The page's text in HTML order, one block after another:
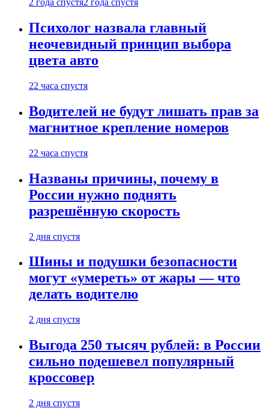
2 года спустя2 года спустя
Психолог назвала главный
неочевидный принцип выбора
цвета авто
22 часа спустя
Водителей не будут лишать прав за
магнитное крепление номеров
22 часа спустя
Названы причины, почему в
России нужно поднять
разрешённую скорость
2 дня спустя
Шины и подушки безопасности
могут «умереть» от жары — что
делать водителю
2 дня спустя
Выгода 250 тысяч рублей: в России
сильно подешевел популярный
кроссовер
2 дня спустя